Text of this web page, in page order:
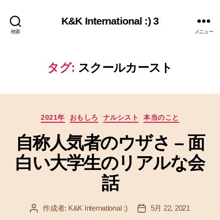
検索
K&K International :) 3
メニュー
タグ: スクールカースト
カ
ゴ
リ
ー
2021年 おもしろ ナルシスト 本当のこと
自称人気者のウザさ – 面
白い大学生のリアルな会
話
投 作成者: K&K International :)
投
5月 22, 2021